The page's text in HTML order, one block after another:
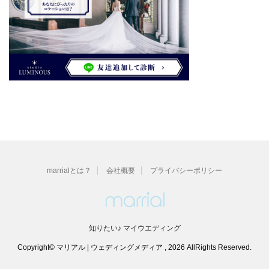
marrialとは？ 会社概要 プライバシーポリシー
知りたい♪ マイウエディング
Copyright© マリアル | ウェディングメディア , 2026 AllRights Reserved.